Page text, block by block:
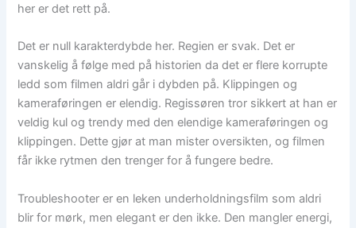
her er det rett på.
Det er null karakterdybde her. Regien er svak. Det er
vanskelig å følge med på historien da det er flere korrupte
ledd som filmen aldri går i dybden på. Klippingen og
kameraføringen er elendig. Regissøren tror sikkert at han er
veldig kul og trendy med den elendige kameraføringen og
klippingen. Dette gjør at man mister oversikten, og filmen
får ikke rytmen den trenger for å fungere bedre.
Troubleshooter er en leken underholdningsfilm som aldri
blir for mørk, men elegant er den ikke. Den mangler energi,